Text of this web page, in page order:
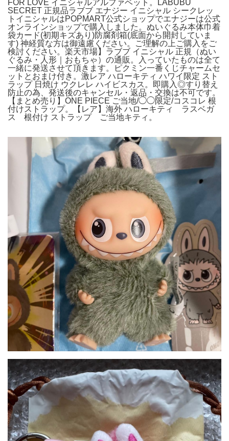
FOR LOVE イニシャルアルファベット。LABUBU
SECRET 正規品ラブブ エナジー イニシャル シークレッ
トイニシャルはPOPMART公式ショップでエナジーは公式
オンラインショップで購入しました。ぬいぐるみ本体巾着
袋カード(初期キズあり)防腐剤箱(底面から開封していま
す) 神経質な方は御遠慮ください。ご理解の上ご購入をご
検討ください。楽天市場】ラブブ イニシャル 正規（ぬい
ぐるみ・人形｜おもちゃ）の通販。入っていたものは全て
一緒に発送させて頂きます。ピクミン一番くじチャームセ
ットとおまけ付き。激レア ハローキティ ハワイ限定 スト
ラップ 日焼け ウクレレ ハイビスカス。即購入◎すり替え
防止の為、発送後のキャンセル・返品・交換は不可です。
【まとめ売り】ONE PIECE ご当地/◯◯限定/コスコレ 根
付けストラップ。【レア】海外 ハローキティ ラスベガ
ス 根付け ストラップ ご当地キティ。